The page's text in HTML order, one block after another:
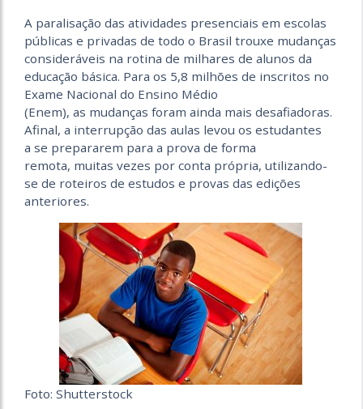
A paralisação das atividades presenciais em escolas
públicas e privadas de todo o Brasil trouxe mudanças
consideráveis na rotina de milhares de alunos da
educação básica. Para os 5,8 milhões de inscritos no
Exame Nacional do Ensino Médio
(Enem), as mudanças foram ainda mais desafiadoras.
Afinal, a interrupção das aulas levou os estudantes
a se prepararem para a prova de forma
remota, muitas vezes por conta própria, utilizando-
se de roteiros de estudos e provas das edições
anteriores.
Foto: Shutterstock